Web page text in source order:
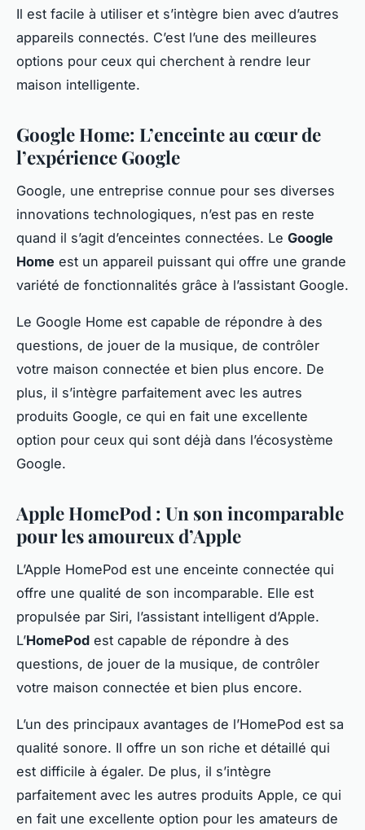
Il est facile à utiliser et s’intègre bien avec d’autres
appareils connectés. C’est l’une des meilleures
options pour ceux qui cherchent à rendre leur
maison intelligente.
Google Home: L’enceinte au cœur de
l’expérience Google
Google, une entreprise connue pour ses diverses
innovations technologiques, n’est pas en reste
quand il s’agit d’enceintes connectées. Le Google
Home est un appareil puissant qui offre une grande
variété de fonctionnalités grâce à l’assistant Google.
Le Google Home est capable de répondre à des
questions, de jouer de la musique, de contrôler
votre maison connectée et bien plus encore. De
plus, il s’intègre parfaitement avec les autres
produits Google, ce qui en fait une excellente
option pour ceux qui sont déjà dans l’écosystème
Google.
Apple HomePod : Un son incomparable
pour les amoureux d’Apple
L’Apple HomePod est une enceinte connectée qui
offre une qualité de son incomparable. Elle est
propulsée par Siri, l’assistant intelligent d’Apple.
L’HomePod est capable de répondre à des
questions, de jouer de la musique, de contrôler
votre maison connectée et bien plus encore.
L’un des principaux avantages de l’HomePod est sa
qualité sonore. Il offre un son riche et détaillé qui
est difficile à égaler. De plus, il s’intègre
parfaitement avec les autres produits Apple, ce qui
en fait une excellente option pour les amateurs de